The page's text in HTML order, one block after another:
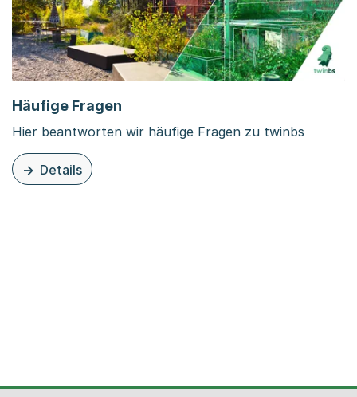
Häufige Fragen
Hier beantworten wir häufige Fragen zu twinbs
Details
zu dieser Seite: Häufige Fragen